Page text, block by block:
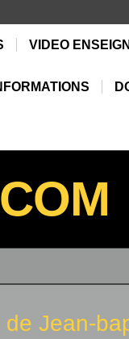
VIDEO
de Jean-